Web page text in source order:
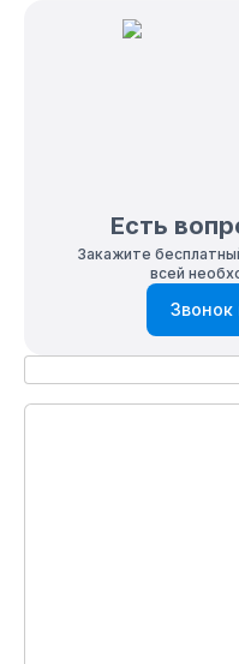
Есть
Закажите
всей
Звонок